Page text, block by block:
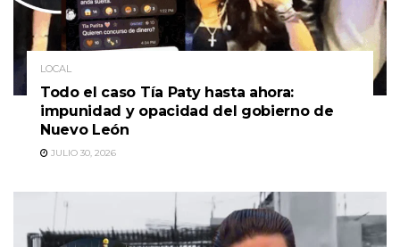
LOCAL
Todo el caso Tía Paty hasta ahora:
impunidad y opacidad del gobierno de
Nuevo León
JULIO 30, 2026